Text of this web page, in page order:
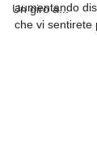
Un giro a...
aumentando
che vi sentirete